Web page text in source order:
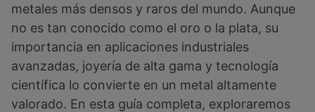
metales más densos y raros del mundo. Aunque
no es tan conocido como el oro o la plata, su
importancia en aplicaciones industriales
avanzadas, joyería de alta gama y tecnología
científica lo convierte en un metal altamente
valorado. En esta guía completa, exploraremos